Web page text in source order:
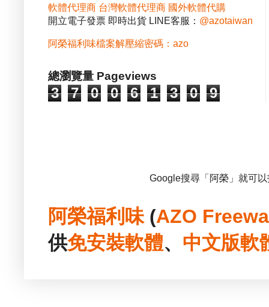
軟體代理商 台灣軟體代理商 國外軟體代購
開立電子發票 即時出貨 LINE客服： @azotaiwan
阿榮福利味檔案解壓縮密碼：azo
總瀏覽量 Pageviews
3 7 0 0 6 1 3 0 9
Google搜尋「阿榮」就可
阿榮福利味(AZO
供免安裝軟體、 中文版軟